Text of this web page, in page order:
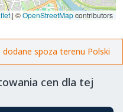
|©OpenStreetMapcontributors
spoza terenu Polski
cen dla tej